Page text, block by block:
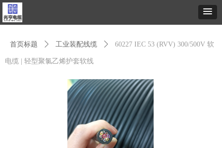
首页标题 ꄲ 工业装配线缆 ꄲ 60227 IEC 53 (RVV) 300/500V 软
电缆 | 轻型聚氯乙烯护套软线